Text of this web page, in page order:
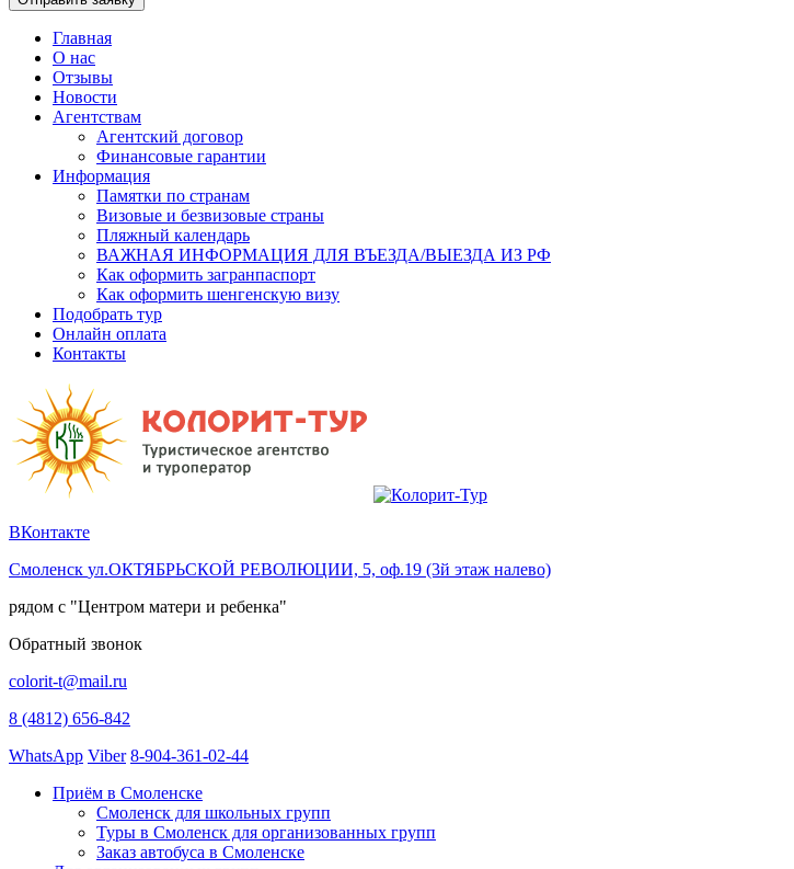
Главная
О нас
Отзывы
Новости
Агентствам
Агентский договор
Финансовые гарантии
Информация
Памятки по странам
Визовые и безвизовые страны
Пляжный календарь
ВАЖНАЯ ИНФОРМАЦИЯ ДЛЯ ВЪЕЗДА/ВЫЕЗДА ИЗ РФ
Как оформить загранпаспорт
Как оформить шенгенскую визу
Подобрать тур
Онлайн оплата
Контакты
ВКонтакте
Смоленск ул.ОКТЯБРЬСКОЙ РЕВОЛЮЦИИ, 5, оф.19 (3й этаж налево)
рядом с "Центром матери и ребенка"
Обратный звонок
colorit-t@mail.ru
8 (4812) 656-842
WhatsApp Viber 8-904-361-02-44
Приём в Смоленске
Смоленск для школьных групп
Туры в Смоленск для организованных групп
Заказ автобуса в Смоленске